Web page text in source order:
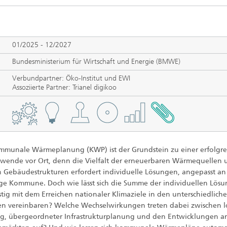
und
Intelligenz und
Gebäude
Klima, Kälte
Anlagen und
Nachhaltige Syntheseprodukte
Hydrogen System Analysis
TestLab PV Modules
01/2025 - 12/2027
Bundesministerium für Wirtschaft und Energie (BMWE)
Verbundpartner: Öko-Institut und EWI
Assoziierte Partner: Trianel digikoo
Wärmeplanung (KWP) ist der Grundstein zu einer
vor Ort, denn die Vielfalt der erneuerbaren Wärmequellen
Gebäudestrukturen erfordert individuelle Lösungen, angepasst
Kommune. Doch wie lässt sich die Summe der individuellen
mit dem Erreichen nationaler Klimaziele in den
vereinbaren? Welche Wechselwirkungen treten dabei zwischen
übergeordneter Infrastrukturplanung und den Entwicklungen